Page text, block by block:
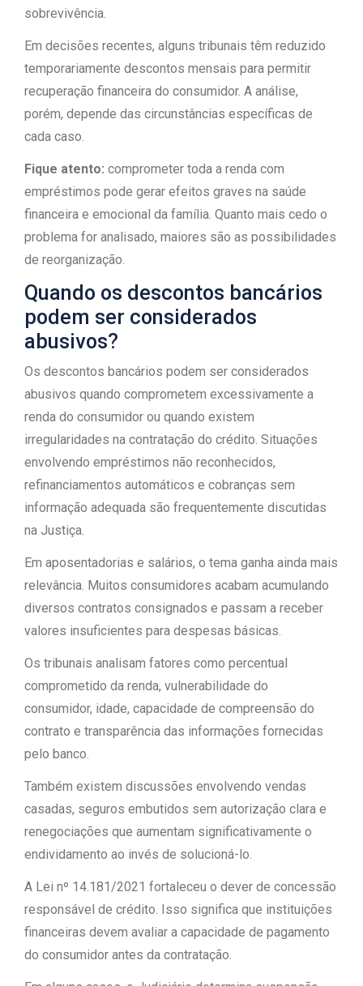
sobrevivência.
Em decisões recentes, alguns tribunais têm reduzido
temporariamente descontos mensais para permitir
recuperação financeira do consumidor. A análise,
porém, depende das circunstâncias específicas de
cada caso.
Fique atento: comprometer toda a renda com
empréstimos pode gerar efeitos graves na saúde
financeira e emocional da família. Quanto mais cedo o
problema for analisado, maiores são as possibilidades
de reorganização.
Quando os descontos bancários
podem ser considerados
abusivos?
Os descontos bancários podem ser considerados
abusivos quando comprometem excessivamente a
renda do consumidor ou quando existem
irregularidades na contratação do crédito. Situações
envolvendo empréstimos não reconhecidos,
refinanciamentos automáticos e cobranças sem
informação adequada são frequentemente discutidas
na Justiça.
Em aposentadorias e salários, o tema ganha ainda mais
relevância. Muitos consumidores acabam acumulando
diversos contratos consignados e passam a receber
valores insuficientes para despesas básicas.
Os tribunais analisam fatores como percentual
comprometido da renda, vulnerabilidade do
consumidor, idade, capacidade de compreensão do
contrato e transparência das informações fornecidas
pelo banco.
Também existem discussões envolvendo vendas
casadas, seguros embutidos sem autorização clara e
renegociações que aumentam significativamente o
endividamento ao invés de solucioná-lo.
A Lei nº 14.181/2021 fortaleceu o dever de concessão
responsável de crédito. Isso significa que instituições
financeiras devem avaliar a capacidade de pagamento
do consumidor antes da contratação.